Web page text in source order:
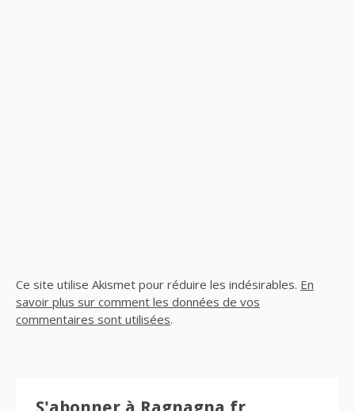
Ce site utilise Akismet pour réduire les indésirables. En
savoir plus sur comment les données de vos
commentaires sont utilisées.